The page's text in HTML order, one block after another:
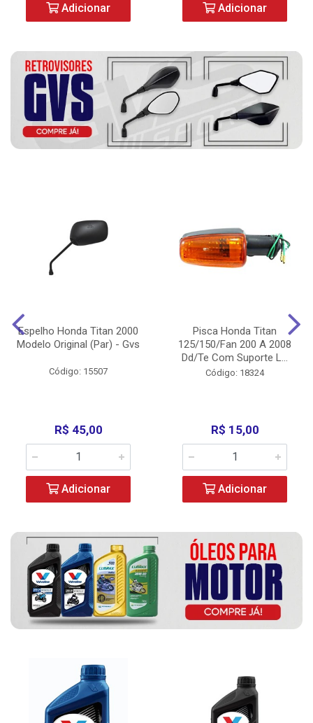
Adicionar Adicionar
Espelho Honda Titan 2000
Modelo Original (Par) - Gvs
Código: 15507
R$ 45,00
Adicionar
Pisca Honda Titan
125/150/Fan 200 A 2008
Dd/Te Com Suporte L...
Código: 18324
R$ 15,00
Adicionar